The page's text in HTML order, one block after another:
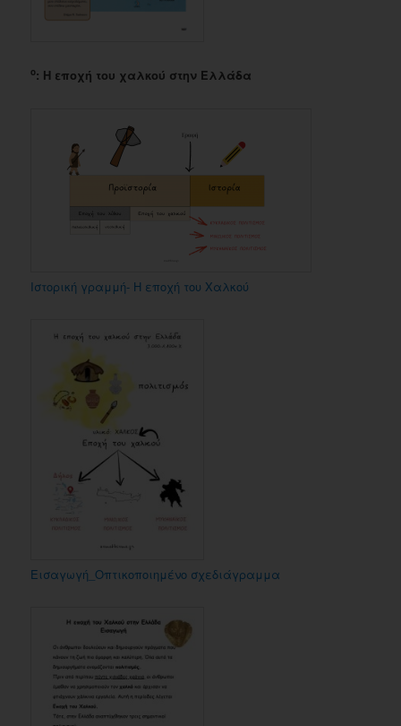
ο: Η εποχή του χαλκού στην Ελλάδα
Ιστορική γραμμή- Η εποχή του Χαλκού
Εισαγωγή_Οπτικοποιημένο σχεδιάγραμμα